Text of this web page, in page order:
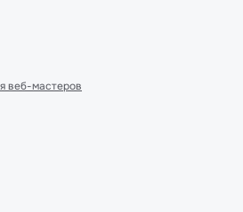
веб-мастеров